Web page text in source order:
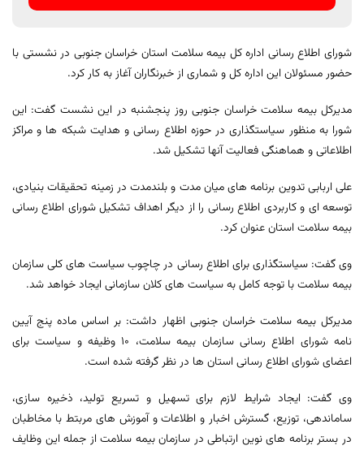
شورای اطلاع رسانی اداره کل بیمه سلامت استان خراسان جنوبی در نشستی با
حضور مسئولان این اداره کل و شماری از خبرنگاران آغاز به کار کرد.
مدیرکل بیمه سلامت خراسان جنوبی روز پنجشنبه در این نشست گفت: این
شورا به منظور سیاستگذاری در حوزه اطلاع رسانی و هدایت شبکه ها و مراکز
اطلاعاتی و هماهنگی فعالیت آنها تشکیل شد.
علی اربابی تدوین برنامه های میان مدت و بلندمدت در زمینه تحقیقات بنیادی،
توسعه ای و کاربردی اطلاع رسانی را از دیگر اهداف تشکیل شورای اطلاع رسانی
بیمه سلامت استان عنوان کرد.
وی گفت: سیاستگذاری برای اطلاع رسانی در چاچوب سیاست های کلی سازمان
بیمه سلامت با توجه کامل به سیاست های کلان سازمانی ایجاد خواهد شد.
مدیرکل بیمه سلامت خراسان جنوبی اظهار داشت: بر اساس ماده پنج آیین
نامه شورای اطلاع رسانی سازمان بیمه سلامت، ۱۰ وظیفه و سیاست برای
اعضای شورای اطلاع رسانی استان ها در نظر گرفته شده است.
وی گفت: ایجاد شرایط لازم برای تسهیل و تسریع تولید، ذخیره سازی،
ساماندهی، توزیع، گسترش اخبار و اطلاعات و آموزش های مربتط با مخاطبان
در بستر برنامه های نوین ارتباطی در سازمان بیمه سلامت از جمله این وظایف